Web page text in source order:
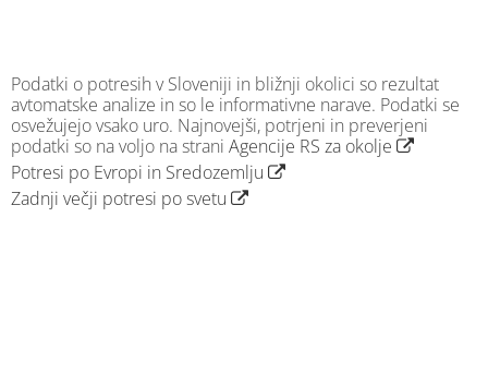
Podatki o potresih v Sloveniji in bližnji okolici so rezultat
avtomatske analize in so le informativne narave. Podatki se
osvežujejo vsako uro. Najnovejši, potrjeni in preverjeni
podatki so na voljo na strani Agencije RS za okolje
Potresi po Evropi in Sredozemlju
Zadnji večji potresi po svetu